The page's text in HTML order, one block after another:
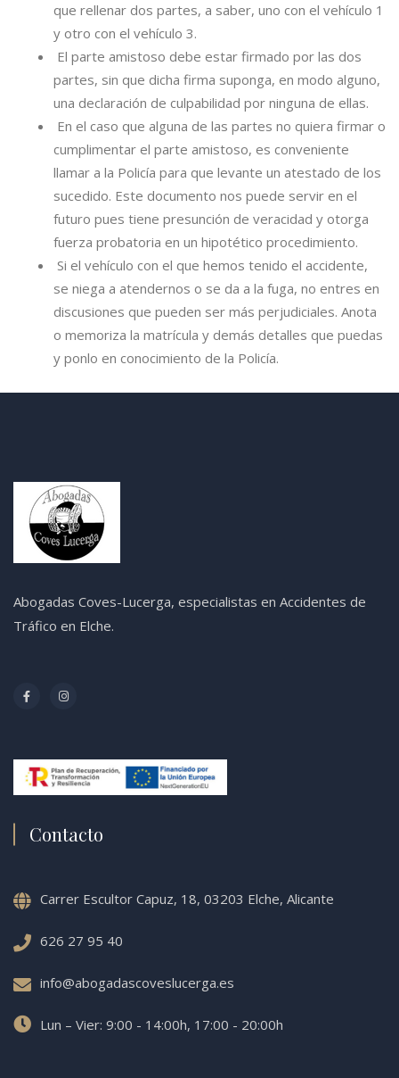
que rellenar dos partes, a saber, uno con el vehículo 1
y otro con el vehículo 3.
El parte amistoso debe estar firmado por las dos
partes, sin que dicha firma suponga, en modo alguno,
una declaración de culpabilidad por ninguna de ellas.
En el caso que alguna de las partes no quiera firmar o
cumplimentar el parte amistoso, es conveniente
llamar a la Policía para que levante un atestado de los
sucedido. Este documento nos puede servir en el
futuro pues tiene presunción de veracidad y otorga
fuerza probatoria en un hipotético procedimiento.
Si el vehículo con el que hemos tenido el accidente,
se niega a atendernos o se da a la fuga, no entres en
discusiones que pueden ser más perjudiciales. Anota
o memoriza la matrícula y demás detalles que puedas
y ponlo en conocimiento de la Policía.
Abogadas Coves-Lucerga, especialistas en Accidentes de
Tráfico en Elche.
Contacto
Carrer Escultor Capuz, 18, 03203 Elche, Alicante
626 27 95 40
info@abogadascoveslucerga.es
Lun – Vier: 9:00 - 14:00h, 17:00 - 20:00h